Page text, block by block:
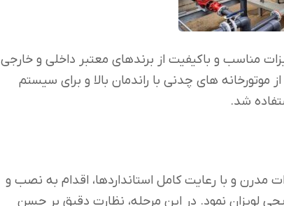
مناسب و باکیفیت از برندهای معتبر داخلی و خارجی
های چدنی با راندمان بالا و برای سیستم
شد.
مدرن و با رعایت کامل استانداردها، اقدام به نصب و
لویزان نمود. در این مرحله، نظارت دقیق بر حسن